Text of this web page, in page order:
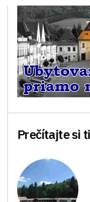
Prečítajte si